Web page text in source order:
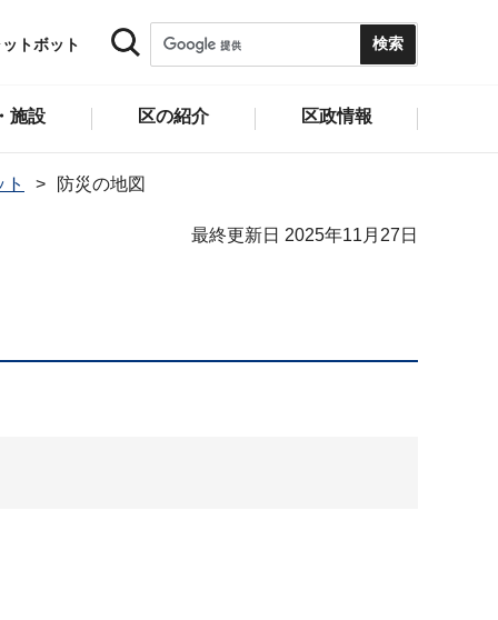
トボット
施設 区の紹介 区政情報
防災の地図
最終更新日 2025年11月27日